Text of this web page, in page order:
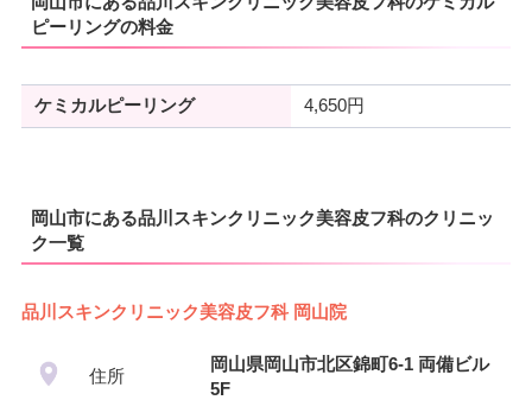
ピーリングの料金
ケミカルピーリング 4,650円
岡山市にある品川スキンクリニック美容皮フ科のクリニッ
ク一覧
品川スキンクリニック美容皮フ科 岡山院
住所
岡山県岡山市北区錦町6-1 両備ビル
5F